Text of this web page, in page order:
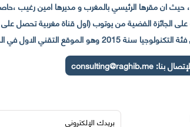
الاول في المغرب والعالم العربي
بنا:consulting@raghib.me